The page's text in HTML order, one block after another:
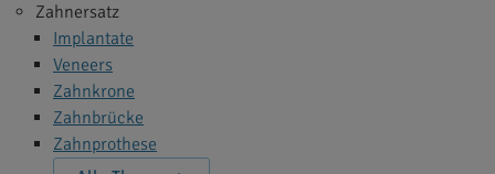
Zahnersatz
Implantate
Veneers
Zahnkrone
Zahnbrücke
Zahnprothese